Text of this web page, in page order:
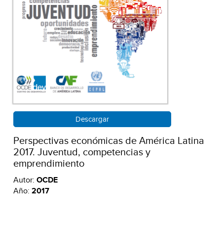
Descargar
Perspectivas económicas de América Latina
2017. Juventud, competencias y
emprendimiento
Autor: OCDE
Año: 2017